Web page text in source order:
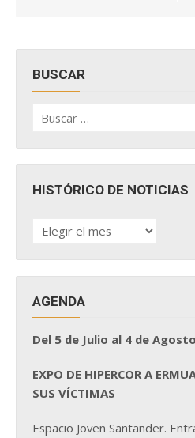
BUSCAR
por:
HISTÓRICO DE NOTICIAS
HISTÓRICO
DE
AGENDA
Del 5 de Julio al 4 de Agosto
EXPO DE HIPERCOR A
SUS VÍCTIMAS
Espacio Joven Santander.